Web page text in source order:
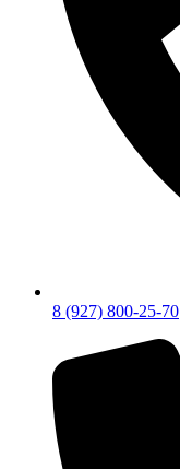
8 (927) 800-25-70